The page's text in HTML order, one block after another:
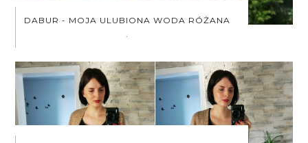
DABUR - MOJA ULUBIONA WODA RÓŻANA
.